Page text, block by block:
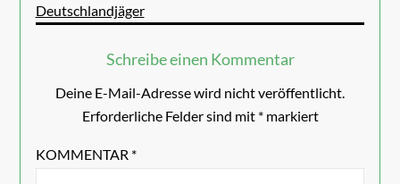
Deutschlandjäger
Schreibe einen Kommentar
Deine E-Mail-Adresse wird nicht veröffentlicht.
Erforderliche Felder sind mit *markiert
KOMMENTAR *